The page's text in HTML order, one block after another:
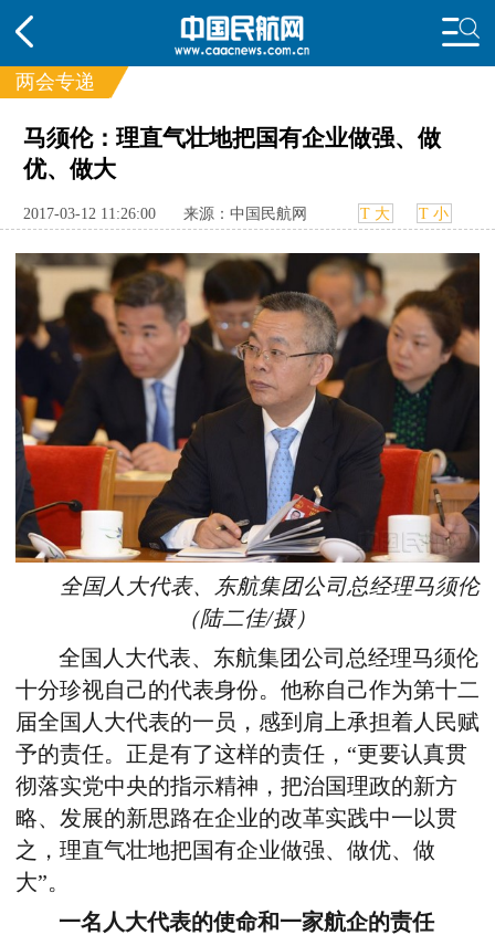
频道
头条
动态
直播 航图 智库
专题
频
投诉
两会专递
马须伦：理直气壮地把国有企业做强、做
优、做大
2017-03-12 11:26:00 来源：中国民航网 T 大 T 小
全国人大代表、东航集团公司总经理马须伦
（陆二佳/摄）
全国人大代表、东航集团公司总经理马须伦
十分珍视自己的代表身份。他称自己作为第十二
届全国人大代表的一员，感到肩上承担着人民赋
予的责任。正是有了这样的责任，“更要认真贯
彻落实党中央的指示精神，把治国理政的新方
略、发展的新思路在企业的改革实践中一以贯
之，理直气壮地把国有企业做强、做优、做
大”。
一名人大代表的使命和一家航企的责任